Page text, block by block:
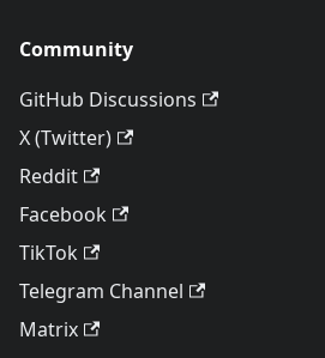
Community
GitHub Discussions
X (Twitter)
Reddit
Facebook
TikTok
Telegram Channel
Matrix